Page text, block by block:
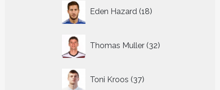
Eden Hazard 18
producten
Thomas Muller 32
producten
Toni Kroos 37
producten